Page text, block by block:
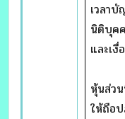
เวลา
นิติบุค
และเ
หุ้นส่ว
ให้ถือ